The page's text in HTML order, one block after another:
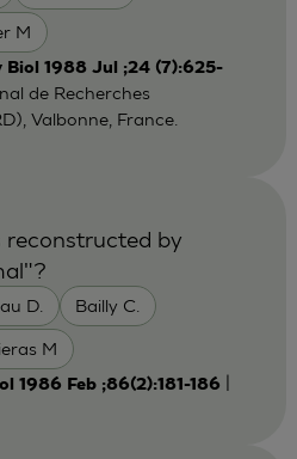
M
Biol 1988 Jul ;24 (7):625-
de Recherches
Valbonne, France.
D. Bailly C.
M
reconstructed by
1986 Feb ;86(2):181-186